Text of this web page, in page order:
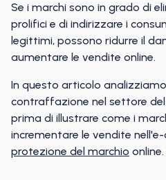
Se i marchi sono in grado di
prolifici e di indirizzare i
legittimi, possono ridurre il
aumentare le vendite online.
In questo articolo
contraffazione nel settore
prima di illustrare come i
incrementare le vendite
protezione del marchio online.